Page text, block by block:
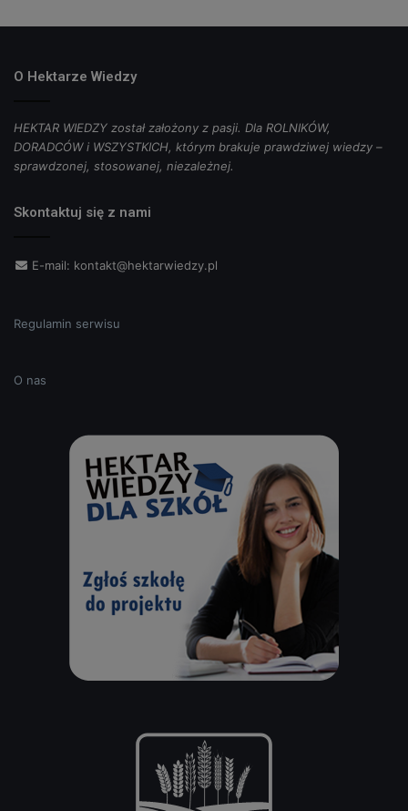
O Hektarze Wiedzy
HEKTAR WIEDZY został założony z pasji. Dla ROLNIKÓW,
DORADCÓW i WSZYSTKICH, którym brakuje prawdziwej wiedzy –
sprawdzonej, stosowanej, niezależnej.
Skontaktuj się z nami
E-mail: kontakt@hektarwiedzy.pl
Regulamin serwisu
O nas